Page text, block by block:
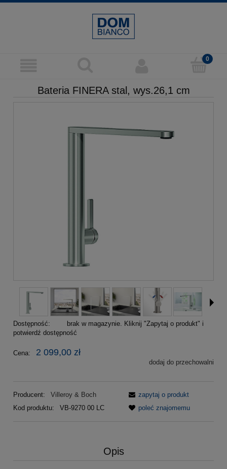
Bateria FINERA stal, wys.26,1 cm
Dostępność:
brak w magazynie. Kliknij "Zapytaj o produkt" i
potwierdź dostępność
Cena: 2 099,00 zł
dodaj do przechowalni
Producent:
Villeroy & Boch
Kod produktu:
VB-9270 00 LC
zapytaj o produkt
poleć znajomemu
Opis